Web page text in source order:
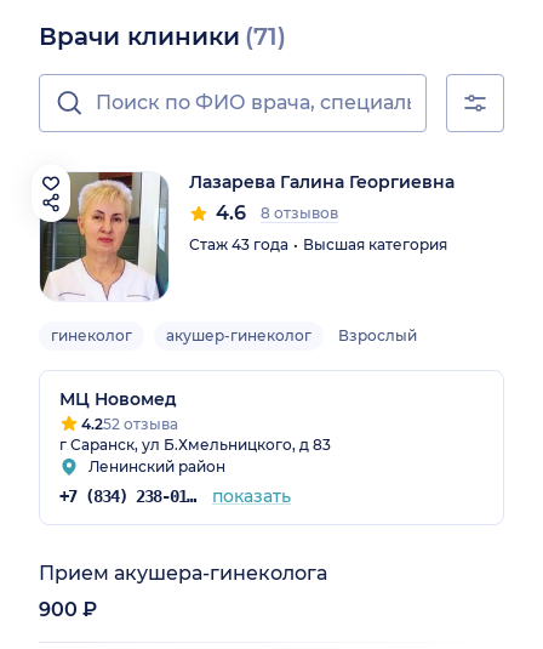
Врачи клиники (71)
Лазарева Галина Георгиевна
4.6
8 отзывов
Стаж 43 года
Высшая категория
гинеколог акушер-гинеколог Взрослый
МЦ Новомед
4.252 отзыва
г Саранск, ул Б.Хмельницкого, д 83
Ленинский район
+7 (834) 238-01-01 показать
Прием акушера-гинеколога
900 ₽